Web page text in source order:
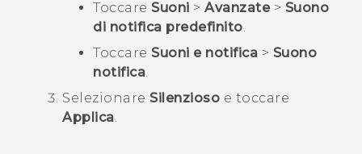
Toccare Suoni > Avanzate> Suono
di notifica predefinito.
Toccare Suoni e notifica > Suono
notifica.
Selezionare Silenzioso e toccare
Applica.